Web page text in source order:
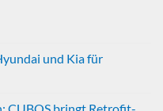
und Kia für
CUBOS bringt Retrofit-